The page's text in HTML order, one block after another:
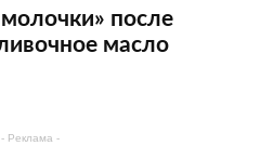
после
масло
- Реклама -